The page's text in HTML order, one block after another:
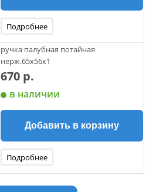
Подробнее
ручка палубная потайная
нерж.65х56х1
670 р.
в наличии
Добавить в корзину
Подробнее